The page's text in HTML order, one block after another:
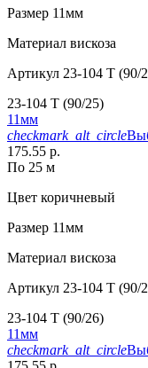
Размер 11мм
Материал вискоза
Артикул 23-104 T (90/
23-104 T (90/25)
11мм
checkmark_alt_circle
175.55 р.
По 25 м
Цвет коричневый
Размер 11мм
Материал вискоза
Артикул 23-104 T (90/
23-104 T (90/26)
11мм
checkmark_alt_circle